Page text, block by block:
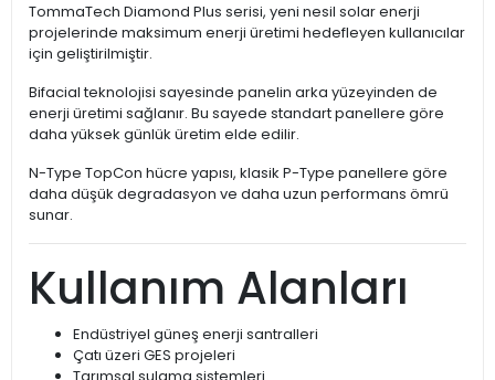
TommaTech Diamond Plus serisi, yeni nesil solar enerji
projelerinde maksimum enerji üretimi hedefleyen kullanıcılar
için geliştirilmiştir.
Bifacial teknolojisi sayesinde panelin arka yüzeyinden de
enerji üretimi sağlanır. Bu sayede standart panellere göre
daha yüksek günlük üretim elde edilir.
N-Type TopCon hücre yapısı, klasik P-Type panellere göre
daha düşük degradasyon ve daha uzun performans ömrü
sunar.
Kullanım Alanları
Endüstriyel güneş enerji santralleri
Çatı üzeri GES projeleri